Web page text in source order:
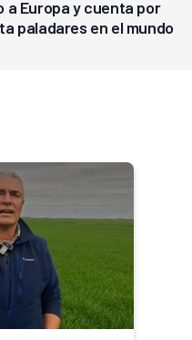
a Europa y cuenta por
paladares en el mundo